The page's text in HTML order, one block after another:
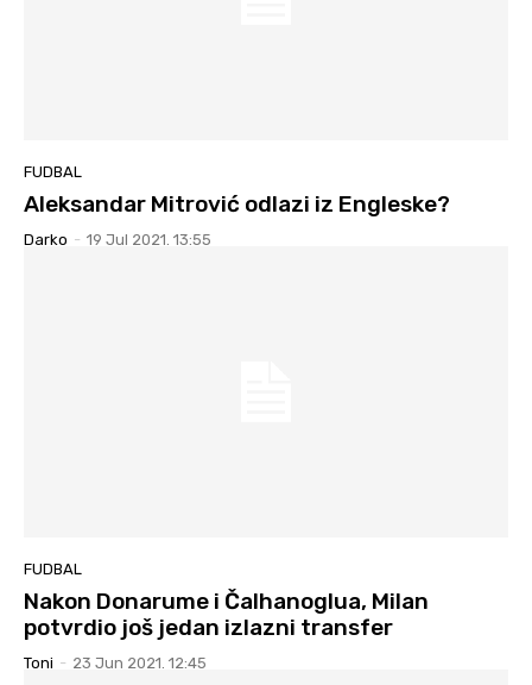
FUDBAL
Aleksandar Mitrović odlazi iz Engleske?
Darko - 19 Jul 2021. 13:55
FUDBAL
Nakon Donarume i Čalhanoglua, Milan
potvrdio još jedan izlazni transfer
Toni - 23 Jun 2021. 12:45